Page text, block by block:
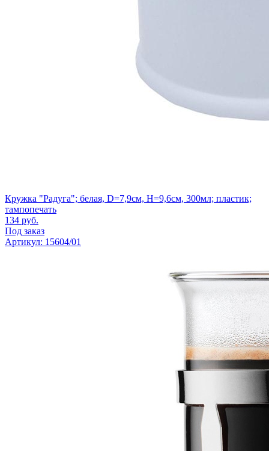
Кружка "Радуга"; белая, D=7,9см, H=9,6см, 300мл; пластик;
тампопечать
134 руб.
Под заказ
Артикул: 15604/01